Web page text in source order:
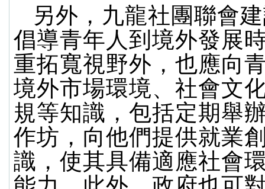
另外，九龍社團聯會
倡導青年人到境外發展
重拓寬視野外，也應向
境外市場環境、社會文
規等知識，包括定期舉
作坊，向他們提供就業
識，使其具備適應社會